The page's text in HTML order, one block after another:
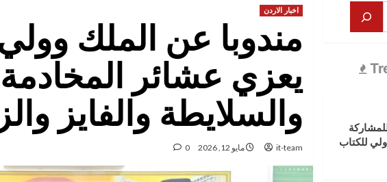
اخبار الاردن
مندوبا عن الملك
يعزي عشائر
والسلايطة والفايز
it-team مايو 12, 2026 0
للكتاب